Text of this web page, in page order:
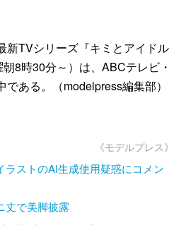
新TVシリーズ『キミとアイドル
8時30分～）は、ABCテレビ・
ある。（modelpress編集部）
《モデルプレス》
ラストのAI生成使用疑惑にコメン
丈で美脚披露